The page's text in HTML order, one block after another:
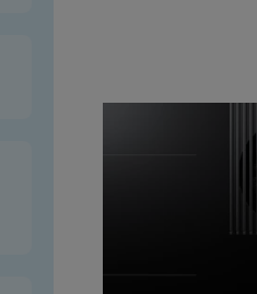
Hodnota je
použít.
Ovládání indukční